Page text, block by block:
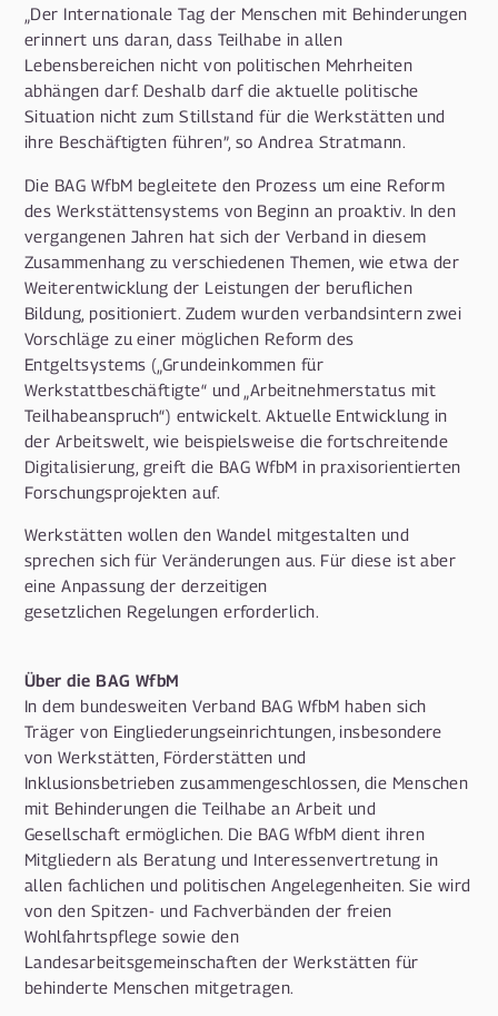
„Der Internationale Tag der Menschen mit Behinderungen
erinnert uns daran, dass Teilhabe in allen
Lebensbereichen nicht von politischen Mehrheiten
abhängen darf. Deshalb darf die aktuelle politische
Situation nicht zum Stillstand für die Werkstätten und
ihre Beschäftigten führen”, so Andrea Stratmann.
Die BAG WfbM begleitete den Prozess um eine Reform
des Werkstättensystems von Beginn an proaktiv. In den
vergangenen Jahren hat sich der Verband in diesem
Zusammenhang zu verschiedenen Themen, wie etwa der
Weiterentwicklung der Leistungen der beruflichen
Bildung, positioniert. Zudem wurden verbandsintern zwei
Vorschläge zu einer möglichen Reform des
Entgeltsystems („Grundeinkommen für
Werkstattbeschäftigte“ und „Arbeitnehmerstatus mit
Teilhabeanspruch“) entwickelt. Aktuelle Entwicklung in
der Arbeitswelt, wie beispielsweise die fortschreitende
Digitalisierung, greift die BAG WfbM in praxisorientierten
Forschungsprojekten auf.
Werkstätten wollen den Wandel mitgestalten und
sprechen sich für Veränderungen aus. Für diese ist aber
eine Anpassung der derzeitigen
gesetzlichen Regelungen erforderlich.
Über die BAG WfbM
In dem bundesweiten Verband BAG WfbM haben sich
Träger von Eingliederungseinrichtungen, insbesondere
von Werkstätten, Förderstätten und
Inklusionsbetrieben zusammengeschlossen, die Menschen
mit Behinderungen die Teilhabe an Arbeit und
Gesellschaft ermöglichen. Die BAG WfbM dient ihren
Mitgliedern als Beratung und Interessenvertretung in
allen fachlichen und politischen Angelegenheiten. Sie wird
von den Spitzen- und Fachverbänden der freien
Wohlfahrtspflege sowie den
Landesarbeitsgemeinschaften der Werkstätten für
behinderte Menschen mitgetragen.